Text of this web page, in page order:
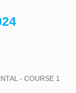
- COURSE 1